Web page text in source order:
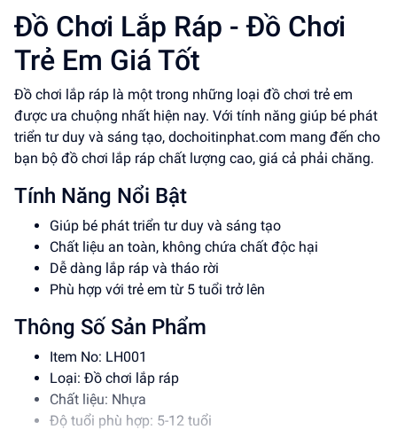
Đồ Chơi Lắp Ráp - Đồ Chơi
Trẻ Em Giá Tốt
Đồ chơi lắp ráp là một trong những loại đồ chơi trẻ em
được ưa chuộng nhất hiện nay. Với tính năng giúp bé phát
triển tư duy và sáng tạo, dochoitinphat.com mang đến cho
bạn bộ đồ chơi lắp ráp chất lượng cao, giá cả phải chăng.
Tính Năng Nổi Bật
Giúp bé phát triển tư duy và sáng tạo
Chất liệu an toàn, không chứa chất độc hại
Dễ dàng lắp ráp và tháo rời
Phù hợp với trẻ em từ 5 tuổi trở lên
Thông Số Sản Phẩm
Item No: LH001
Loại: Đồ chơi lắp ráp
Chất liệu: Nhựa
Độ tuổi phù hợp: 5-12 tuổi